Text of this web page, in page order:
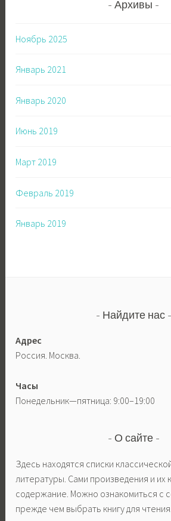
Архивы
Ноябрь 2025
Январь 2021
Январь 2020
Июнь 2019
Март 2019
Февраль 2019
Январь 2019
Найдите нас
Адрес
Россия. Москва.
Часы
Понедельник—пятница: 9:00–19:00
О сайте
Здесь находятся списки
литературы. Сами произведения и их
содержание. Можно ознакомиться с
прежде чем выбрать книгу для чтения.